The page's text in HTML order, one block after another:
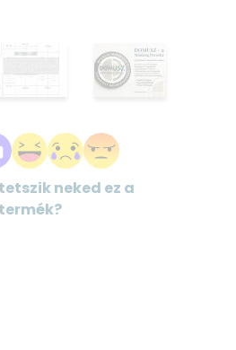
neked ez a
termék?